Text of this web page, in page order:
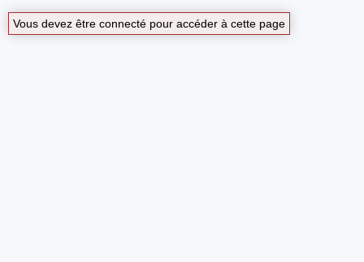
Vous devez être connecté pour accéder à cette page